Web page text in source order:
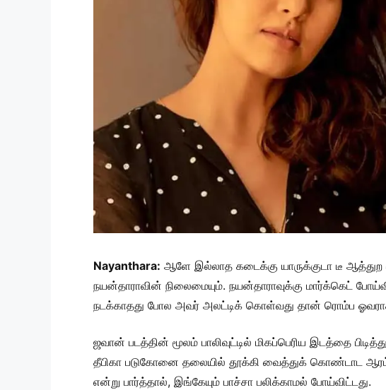
Nayanthara: ஆளே இல்லாத கடைக்கு யாருக்குடா டீ ஆத்துற
நயன்தாராவின் நிலைமையும். நயன்தாராவுக்கு மார்க்கெட்
நடக்காதது போல அவர் அலட்டிக் கொள்வது தான் ரொம்ப
ஜவான் படத்தின் மூலம் பாலிவுட்டில் மிகப்பெரிய இடத்தை
தீபிகா படுகோனை தலையில் தூக்கி வைத்துக் கொண்டாட
என்று பார்த்தால், இங்கேயும் பாச்சா பலிக்காமல் போய்விட்டது.